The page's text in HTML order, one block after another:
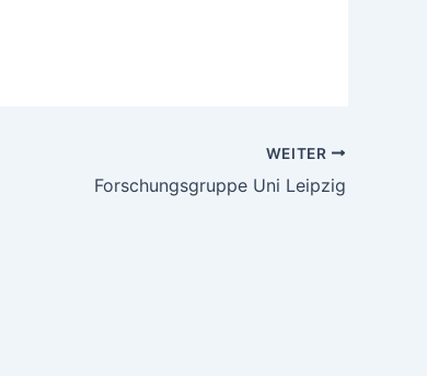
WEITER
Forschungsgruppe Uni Leipzig